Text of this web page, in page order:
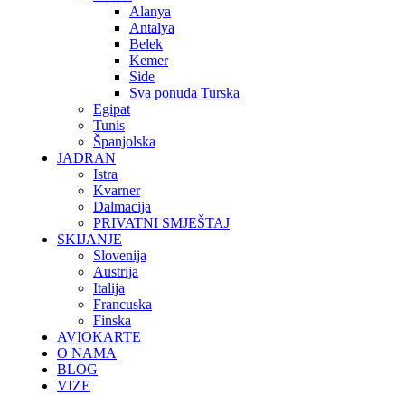
Alanya
Antalya
Belek
Kemer
Side
Sva ponuda Turska
Egipat
Tunis
Španjolska
JADRAN
Istra
Kvarner
Dalmacija
PRIVATNI SMJEŠTAJ
SKIJANJE
Slovenija
Austrija
Italija
Francuska
Finska
AVIOKARTE
O NAMA
BLOG
VIZE